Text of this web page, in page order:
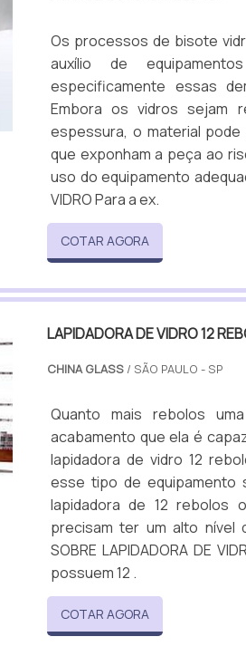
Os processos de bisote
auxílio de
especificamente essas
Embora os vidros sejam
espessura, o material
que exponham a peça ao
uso do equipamento
VIDRO Para a ex.
COTAR AGORA
LAPIDADORA DE VIDRO 12
CHINA GLASS/ SÃO PAULO - SP
Quanto mais rebolos
acabamento que ela é
lapidadora de vidro 12
esse tipo de equipamento
lapidadora de 12 rebolos
precisam ter um alto nível
SOBRE LAPIDADORA DE
possuem 12 .
COTAR AGORA